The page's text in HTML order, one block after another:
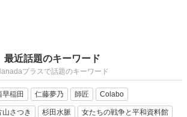
最近話題のキーワード
プラスで話題のキーワード
早稲田 仁藤夢乃 師匠 Colabo
山さつき 杉田水脈 女たちの戦争と平和資料館